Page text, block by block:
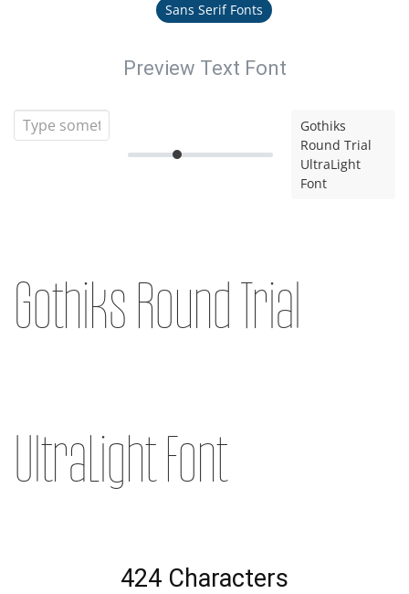
Sans Serif Fonts
Preview Text Font
Gothiks
Round Trial
UltraLight
Font
Gothiks Round Trial
UltraLight Font
424 Characters